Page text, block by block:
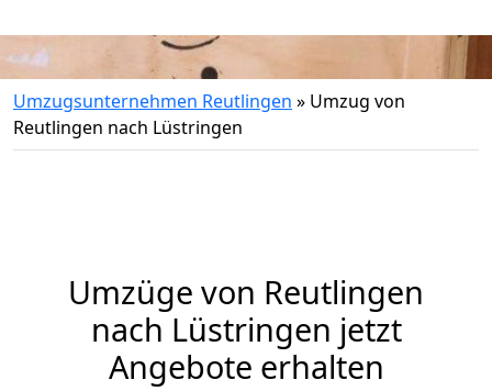
Umzugsunternehmen Reutlingen » Umzug von
Reutlingen nach Lüstringen
Umzüge von Reutlingen
nach Lüstringen jetzt
Angebote erhalten